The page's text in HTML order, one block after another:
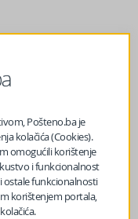
Pošteno.ba je
kolačića (Cookies).
omogućili korištenje
i funkcionalnost
ostale funkcionalnosti
korištenjem portala,